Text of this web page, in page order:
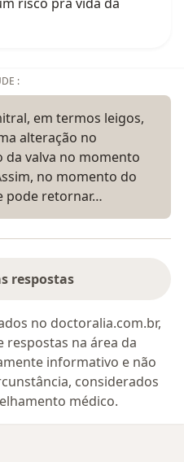
risco pra vida da
:
em termos leigos,
alteração no
valva no momento
no momento do
pode retornar…
respostas
no doctoralia.com.br,
na área da
informativo e não
considerados
médico.